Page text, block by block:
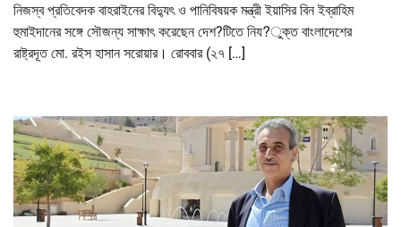
নিজস্ব প্রতিবেদক বাহরাইনের বিদ্যুৎ ও পানিবিষয়ক মন্ত্রী ইয়াসির বিন ইব্রাহিম
হুমাইদানের সঙ্গে সৌজন্য সাক্ষাৎ করেছেন দেশ?টিতে নিয?ুক্ত বাংলাদেশের
রাষ্ট্রদূত মো. রইস হাসান সরোয়ার। রোববার (২৭ […]